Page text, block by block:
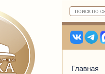
Главная